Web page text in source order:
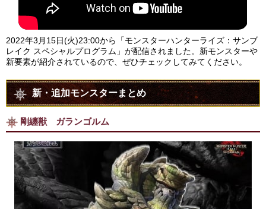
2022年3月15日(火)23:00から「モンスターハンターライズ：サンブ
レイク スペシャルプログラム」が配信されました。新モンスターや
新要素が紹介されているので、ぜひチェックしてみてください。
新・追加モンスターまとめ
剛纏獣 ガランゴルム